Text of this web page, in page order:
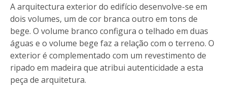
A arquitectura exterior do edifício desenvolve-se em
dois volumes, um de cor branca outro em tons de
bege. O volume branco configura o telhado em duas
águas e o volume bege faz a relação com o terreno. O
exterior é complementado com um revestimento de
ripado em madeira que atribui autenticidade a esta
peça de arquitetura.